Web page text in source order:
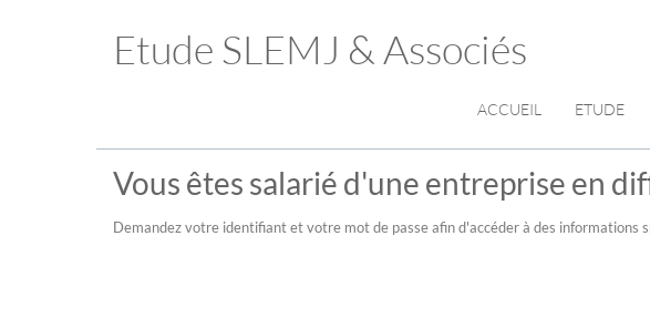
Etude SLEMJ & Associés
ACCUEIL ETUDE
Vous êtes salarié d'une entreprise en
Demandez votre identifiant et votre mot de passe afin d'accéder à des informations